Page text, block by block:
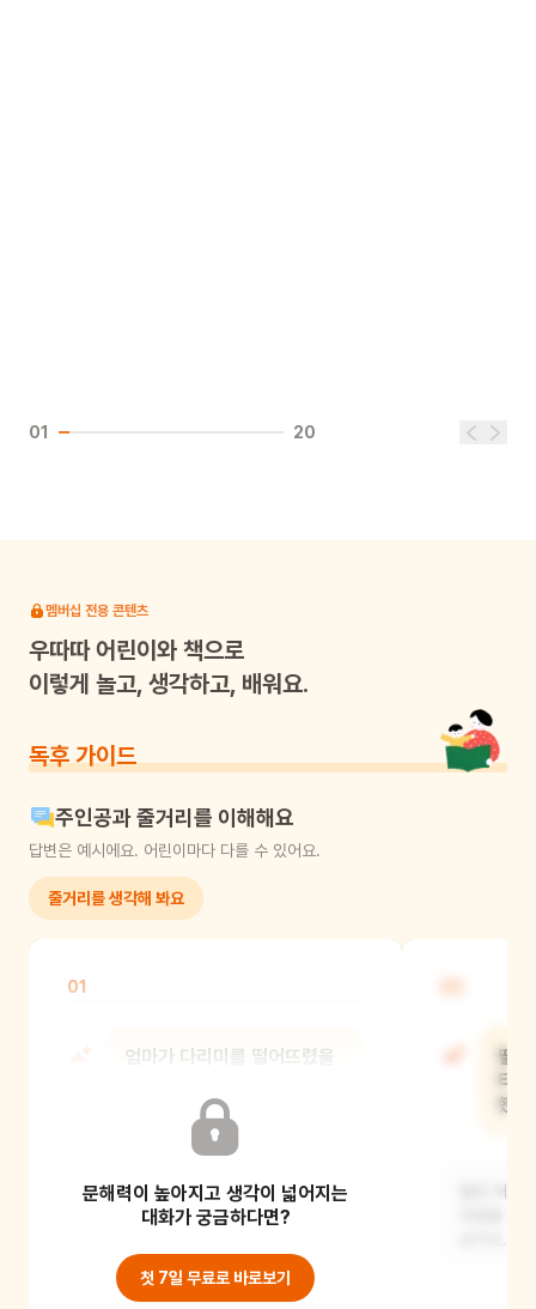
01 20
멤버십 전용 콘텐츠
우따따어린이와 책으로
이렇게 놀고, 생각하고, 배워요.
독후 가이드
주인공과 줄거리를 이해해요
답변은 예시에요. 어린이마다 다를 수 있어요.
줄거리를 생각해 봐요
01
엄마가 다리미를 떨어뜨렸을
마음이 들었을 것 같아요.
문해력이 높아지고 생각이 넓어지는
대화가 궁금하다면?
첫 7일 무료로 바로보기
딸
타
했